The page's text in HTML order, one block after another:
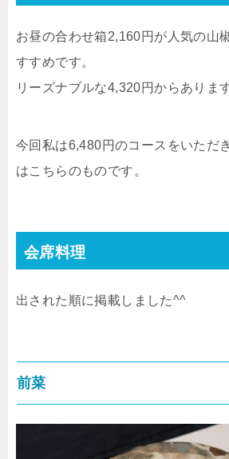
お昼の合わせ箱2,160円が人気の山
すすめです。
リーズナブルな4,320円からありま
今回私は6,480円のコースをいただ
はこちらのものです。
会席料理
出された順に掲載しました^^
前菜